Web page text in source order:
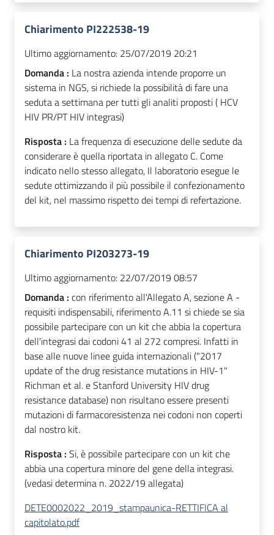
Chiarimento PI222538-19
Ultimo aggiornamento: 25/07/2019 20:21
Domanda : La nostra azienda intende proporre un
sistema in NGS, si richiede la possibilità di fare una
seduta a settimana per tutti gli analiti proposti ( HCV
HIV PR/PT HIV integrasi)
Risposta : La frequenza di esecuzione delle sedute da
considerare è quella riportata in allegato C. Come
indicato nello stesso allegato, Il laboratorio esegue le
sedute ottimizzando il più possibile il confezionamento
del kit, nel massimo rispetto dei tempi di refertazione.
Chiarimento PI203273-19
Ultimo aggiornamento: 22/07/2019 08:57
Domanda : con riferimento all'Allegato A, sezione A -
requisiti indispensabili, riferimento A.11 si chiede se sia
possibile partecipare con un kit che abbia la copertura
dell'integrasi dai codoni 41 al 272 compresi. Infatti in
base alle nuove linee guida internazionali ("2017
update of the drug resistance mutations in HIV-1"
Richman et al. e Stanford University HIV drug
resistance database) non risultano essere presenti
mutazioni di farmacoresistenza nei codoni non coperti
dal nostro kit.
Risposta : Si, è possibile partecipare con un kit che
abbia una copertura minore del gene della integrasi.
(vedasi determina n. 2022/19 allegata)
DETE0002022_2019_stampaunica-RETTIFICA al
capitolato.pdf